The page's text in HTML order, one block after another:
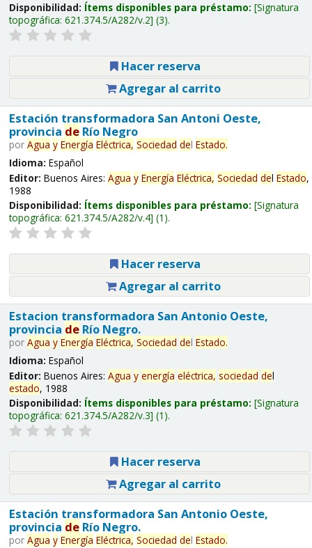
Disponibilidad: Ítems disponibles para préstamo: Signatura
topográfica: 621.374.5/A282/v.2 (3).
Hacer reserva
Agregar al carrito
Estación transformadora San Antoni Oeste,
provincia deRío Negro
por Agua y Energía Eléctrica, Sociedad del Estado.
Idioma: Español
Editor: Buenos Aires: Agua y Energía Eléctrica, Sociedad del Estado,
1988
Disponibilidad: Ítems disponibles para préstamo: Signatura
topográfica: 621.374.5/A282/v.4 (1).
Hacer reserva
Agregar al carrito
Estacion transformadora San Antonio Oeste,
provincia deRío Negro.
por Agua y Energía Eléctrica, Sociedad del Estado.
Idioma: Español
Editor: Buenos Aires: Agua y energía eléctrica, sociedad del
estado, 1988
Disponibilidad: Ítems disponibles para préstamo: Signatura
topográfica: 621.374.5/A282/v.3 (1).
Hacer reserva
Agregar al carrito
Estación transformadora San Antonio Oeste,
provincia deRío Negro.
por Agua y Energía Eléctrica, Sociedad del Estado.